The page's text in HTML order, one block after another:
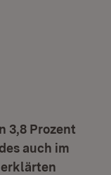
3,8 Prozent
auch im